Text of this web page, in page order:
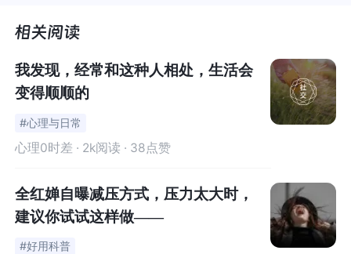
无欲无求、走到哪里都很佛系
时时处处乐于助人、老好人、热心肠的状态
4. 例子举不出来，因为我就是活在大众里，我
理想的高情
商，或许只存在于特定场合、特定背景下
，例如可能存在
于，优秀心理咨询师的工作状态中？
大众对情商的理解，或许是跟什么人都能聊得来，又能照
顾所有人情绪的那种状态吧？
前行。
行。
我发现，经常和这种人相处，生活会
变得顺顺的
#心理与日常
心理0时差 · 2k阅读 · 38点赞
全红婵自曝减压方式，压力太大时，
建议你试试这样做——
#好用科普